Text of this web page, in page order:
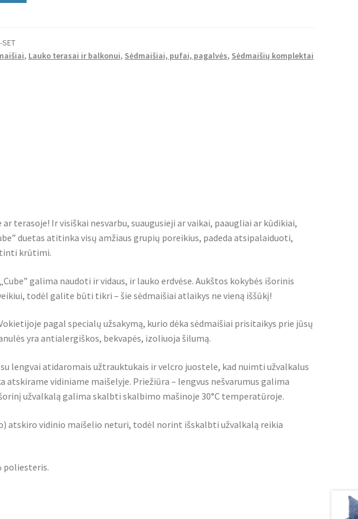
, Lauko terasai ir balkonui, Sėdmaišiai, pufai, pagalvės, Sėdmaišių komplektai
terasoje! Ir visiškai nesvarbu, suaugusieji ar vaikai, paaugliai ar kūdikiai,
duetas atitinka visų amžiaus grupių poreikius, padeda atsipalaiduoti,
krūtimi.
galima naudoti ir vidaus, ir lauko erdvėse. Aukštos kokybės išorinis
todėl galite būti tikri – šie sėdmaišiai atlaikys ne vieną iššūkį!
pagal specialų užsakymą, kurio dėka sėdmaišiai prisitaikys prie jūsų
yra antialergiškos, bekvapės, izoliuoja šilumą.
lengvai atidaromais užtrauktukais ir velcro juostele, kad nuimti užvalkalus
atskirame vidiniame maišelyje. Priežiūra – lengvus nešvarumus galima
užvalkalą galima skalbti skalbimo mašinoje 30°C temperatūroje.
atskiro vidinio maišelio neturi, todėl norint išskalbti užvalkalą reikia
poliesteris.